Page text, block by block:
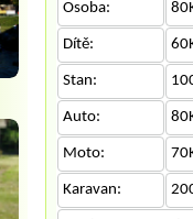
Osoba:
Dítě:
Stan:
Auto:
Moto:
Karavan: